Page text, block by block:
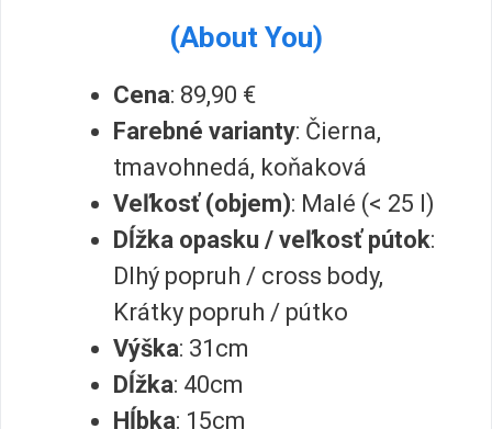
(About You)
Cena: 89,90 €
Farebné varianty: Čierna,
tmavohnedá, koňaková
Veľkosť (objem): Malé (< 25 l)
Dĺžka opasku / veľkosť pútok:
Dlhý popruh / cross body,
Krátky popruh / pútko
Výška: 31cm
Dĺžka: 40cm
Hĺbka: 15cm